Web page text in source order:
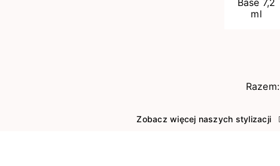
Razem:
Zobacz więcej naszych stylizacji